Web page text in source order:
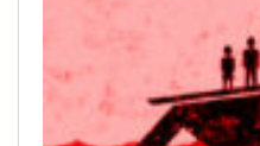
PAPREC adquiere
Servicios Urbanos